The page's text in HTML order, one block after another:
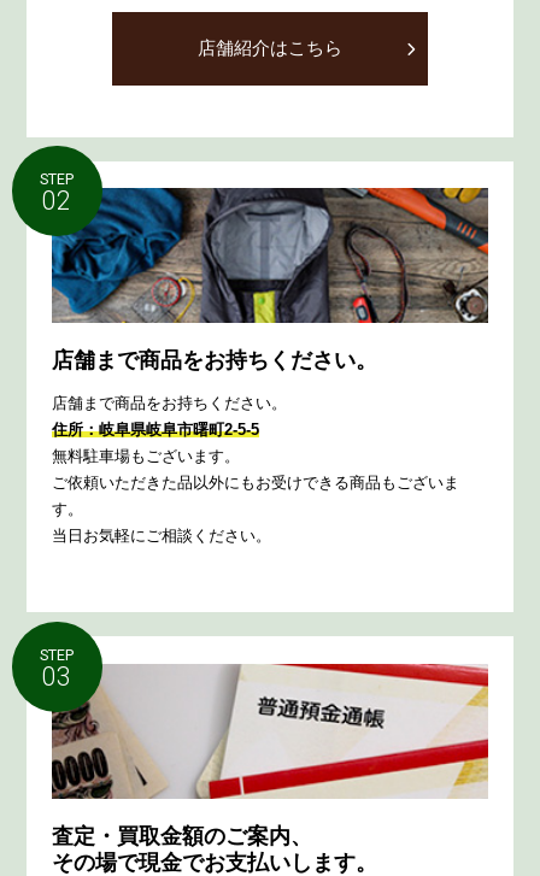
店舗紹介はこちら
STEP
02
店舗まで商品をお持ちください。
店舗まで商品をお持ちください。
住所：岐阜県岐阜市曙町2-5-5
無料駐車場もございます。
ご依頼いただきた品以外にもお受けできる商品もございま
す。
当日お気軽にご相談ください。
STEP
03
査定・買取金額のご案内、
その場で現金でお支払いします。